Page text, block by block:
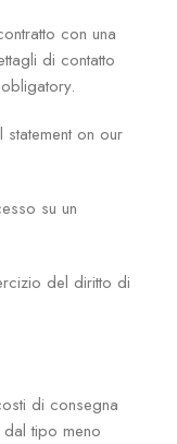
con una
di contatto
on our
su un
del diritto di
di consegna
tipo meno